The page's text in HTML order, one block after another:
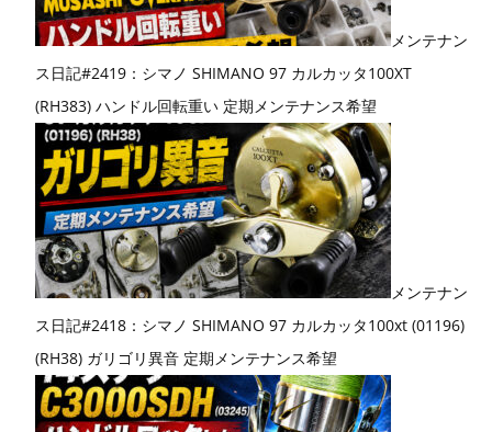
メンテナン
ス日記#2419：シマノ SHIMANO 97 カルカッタ100XT
(RH383) ハンドル回転重い 定期メンテナンス希望
メンテナン
ス日記#2418：シマノ SHIMANO 97 カルカッタ100xt (01196)
(RH38) ガリゴリ異音 定期メンテナンス希望